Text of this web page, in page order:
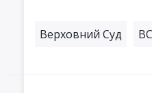
Верховний Суд ВС